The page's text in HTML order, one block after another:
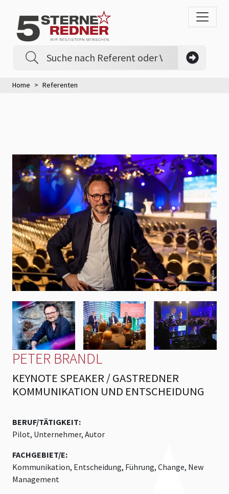
Home Referenten
PETER BRANDL
KEYNOTE SPEAKER / GASTREDNER
KOMMUNIKATION UND ENTSCHEIDUNG
BERUF/TÄTIGKEIT:
Pilot, Unternehmer, Autor
FACHGEBIET/E:
Kommunikation, Entscheidung, Führung, Change, New
Management